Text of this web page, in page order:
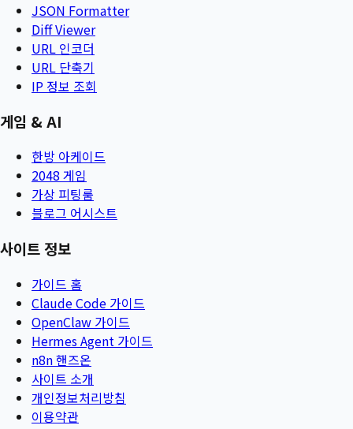
JSON Formatter
Diff Viewer
URL 인코더
URL 단축기
IP 정보 조회
게임 & AI
한방 아케이드
2048 게임
가상 피팅룸
블로그 어시스트
사이트 정보
가이드 홈
Claude Code 가이드
OpenClaw 가이드
Hermes Agent 가이드
n8n 핸즈온
사이트 소개
개인정보처리방침
이용약관